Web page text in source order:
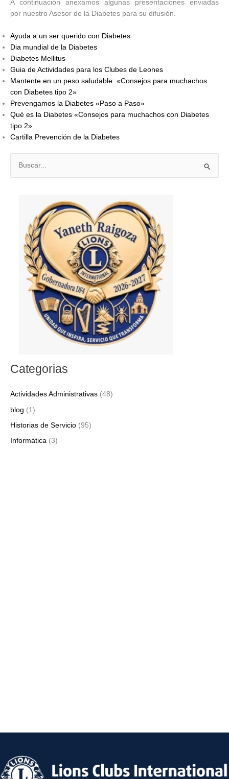
A continuación anexamos algunas presentaciones enviadas
por nuestro Asesor de la Diabetes para su difusión.
Ayuda a un ser querido con Diabetes
Dia mundial de la Diabetes
Diabetes Mellitus
Guia de Actividades para los Clubes de Leones
Mantente en un peso saludable: «Consejos para muchachos
con Diabetes tipo 2»
Prevengamos la Diabetes «Paso a Paso»
Qué es la Diabetes «Consejos para muchachos con Diabetes
tipo 2»
Cartilla Prevención de la Diabetes
Categorias
Actividades Administrativas (48)
blog (1)
Historias de Servicio (95)
Informática (3)